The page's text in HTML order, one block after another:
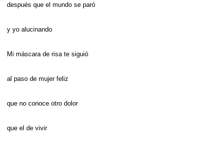
después que el mundo se paró
y yo alucinando
Mi máscara de risa te siguió
al paso de mujer feliz
que no conoce otro dolor
que el de vivir